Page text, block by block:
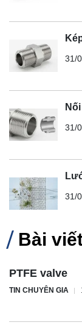
31/
31/
31/
Bài
PTFE valve
TIN CHUYÊN GIA